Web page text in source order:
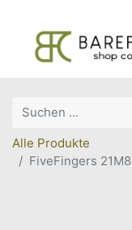
Alle Produkte
FiveFingers